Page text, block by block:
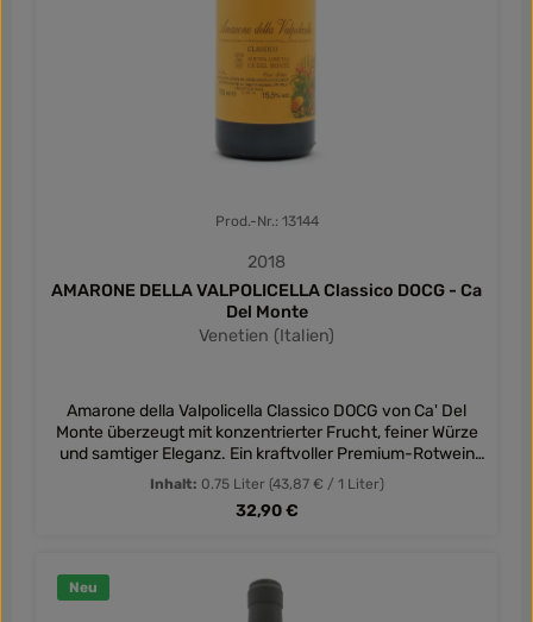
Prod.-Nr.: 13144
2018
AMARONE DELLA VALPOLICELLA Classico DOCG - Ca
Del Monte
Venetien (Italien)
Amarone della Valpolicella Classico DOCG von Ca' Del
Monte überzeugt mit konzentrierter Frucht, feiner Würze
und samtiger Eleganz. Ein kraftvoller Premium-Rotwein
aus dem Herzen Venetiens.
Inhalt: 0.75 Liter (43,87 € / 1 Liter)
Regulärer Preis:
32,90 €
Neu